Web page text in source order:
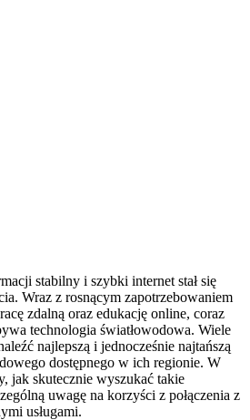
stabilny i szybki internet stał się
Wraz z rosnącym zapotrzebowaniem
zdalną oraz edukację online, coraz
technologia światłowodowa. Wiele
najlepszą i jednocześnie najtańszą
dostępnego w ich regionie. W
jak skutecznie wyszukać takie
uwagę na korzyści z połączenia z
usługami.